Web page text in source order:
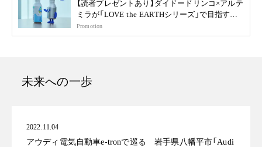
【読者プレゼントあり】ダイドードリンコ×アルテ
ミラが「LOVE the EARTHシリーズ」で目指す未
来
Promotion
未来への一歩
2022.11.04
アウディ電気自動車e-tronで巡る 岩手県八幡平市「Audi